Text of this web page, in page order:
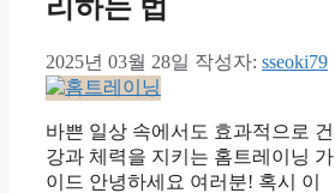
리하는 법
2025년 03월 28일 작성자: sseoki79
바쁜 일상 속에서도 효과적으로 건
강과 체력을 지키는 홈트레이닝 가
이드 안녕하세요 여러분! 혹시 이